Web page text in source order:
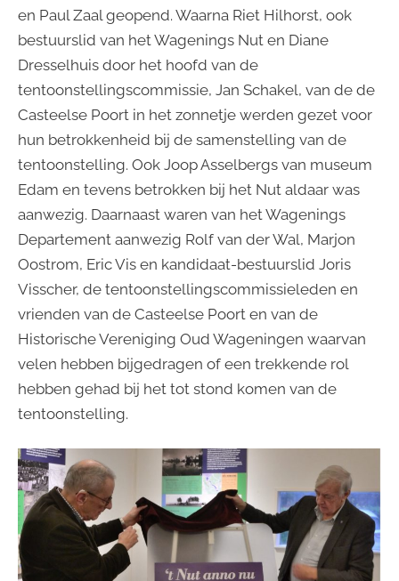
en Paul Zaal geopend. Waarna Riet Hilhorst, ook
bestuurslid van het Wagenings Nut en Diane
Dresselhuis door het hoofd van de
tentoonstellingscommissie, Jan Schakel, van de de
Casteelse Poort in het zonnetje werden gezet voor
hun betrokkenheid bij de samenstelling van de
tentoonstelling. Ook Joop Asselbergs van museum
Edam en tevens betrokken bij het Nut aldaar was
aanwezig. Daarnaast waren van het Wagenings
Departement aanwezig Rolf van der Wal, Marjon
Oostrom, Eric Vis en kandidaat-bestuurslid Joris
Visscher, de tentoonstellingscommissieleden en
vrienden van de Casteelse Poort en van de
Historische Vereniging Oud Wageningen waarvan
velen hebben bijgedragen of een trekkende rol
hebben gehad bij het tot stond komen van de
tentoonstelling.